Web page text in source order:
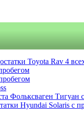
Toyota Rav 4
Фольксваген Тигуан
Hyundai Solaris с